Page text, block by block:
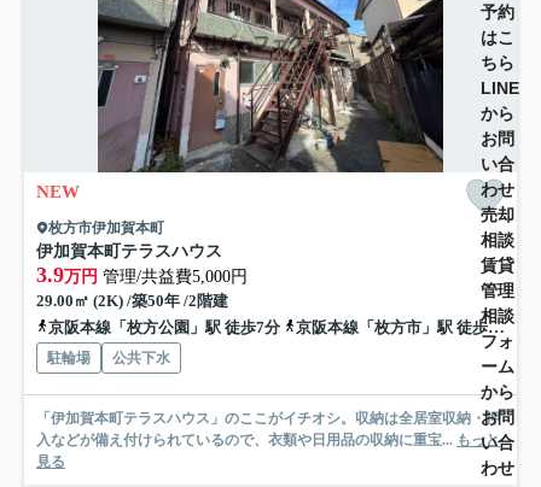
予約
はこ
ちら
LINE
から
お問
い合
わせ
売却
相談
賃貸
管理
相談
フォ
ーム
から
お問
い合
わせ
NEW
枚方市伊加賀本町
伊加賀本町テラスハウス
3.9万円 管理/共益費5,000円
29.00㎡ (2K) /築50年 /2階建
京阪本線「枚方公園」駅 徒歩7分
京阪本線「枚方市」駅 徒歩20分
駐輪場 公共下水
「伊加賀本町テラスハウス」のここがイチオシ。収納は全居室収納・押
入などが備え付けられているので、衣類や日用品の収納に重宝... もっと
見る